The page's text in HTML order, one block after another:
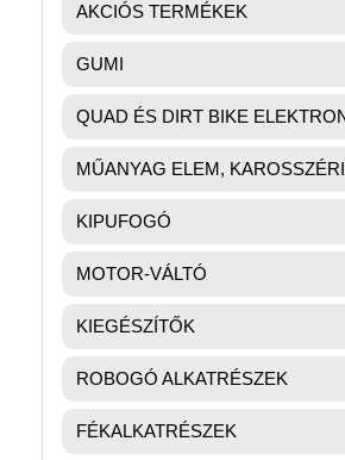
AKCIÓS TERMÉKEK
GUMI
QUAD ÉS DIRT BIKE
MŰANYAG ELEM,
KIPUFOGÓ
MOTOR-VÁLTÓ
KIEGÉSZÍTŐK
ROBOGÓ ALKATRÉSZEK
FÉKALKATRÉSZEK